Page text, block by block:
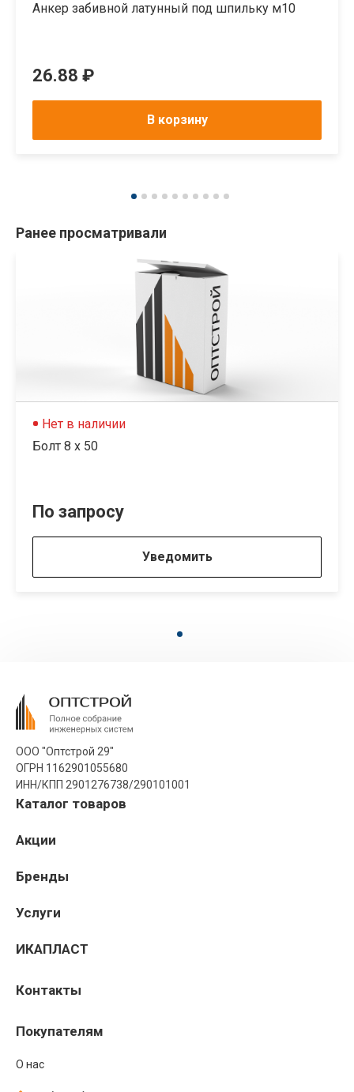
Анкер забивной латунный под шпильку м10
26.88 ₽
В корзину
Ранее просматривали
Нет в наличии
Болт 8 х 50
По запросу
Уведомить
ООО "Оптстрой 29"
ОГРН 1162901055680
ИНН/КПП 2901276738/290101001
Каталог товаров
Акции
Бренды
Услуги
ИКАПЛАСТ
Контакты
Покупателям
О нас